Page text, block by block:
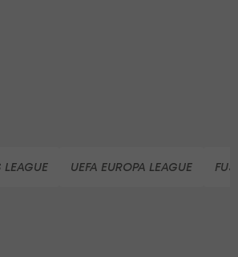
UEFA EUROPA LEAGUE